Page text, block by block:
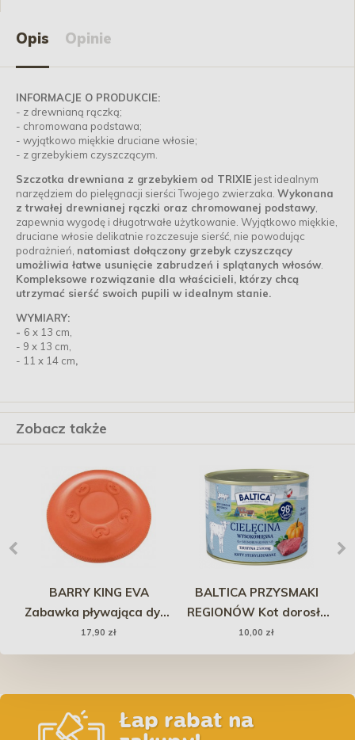
Opis Opinie
INFORMACJE O PRODUKCIE:
- z drewnianą rączką;
- chromowana podstawa;
- wyjątkowo miękkie druciane włosie;
- z grzebykiem czyszczącym.
Szczotka drewniana z grzebykiem od TRIXIE jest idealnym
narzędziem do pielęgnacji sierści Twojego zwierzaka. Wykonana
z trwałej drewnianej rączki oraz chromowanej podstawy
zapewnia wygodę i długotrwałe użytkowanie. Wyjątkowo miękkie,
druciane włosie delikatnie rozczesuje sierść, nie powodując
podrażnień, natomiast dołączony grzebyk czyszczący
umożliwia łatwe usunięcie zabrudzeń i splątanych włosów
Kompleksowe rozwiązanie dla właścicieli, którzy chcą
utrzymać sierść swoich pupili w idealnym stanie.
WYMIARY:
- 6 x 13 cm,
- 9 x 13 cm,
- 11 x 14 cm,
Zobacz także
BARRY KING EVA
Zabawka pływająca dysk
17 x 2,6 cm -
pomarańczowy
17,90 zł
BALTICA PRZYSMAKI
REGIONÓW Kot dorosły
Cielęcina 185g
10,00 zł
Łap rabat na